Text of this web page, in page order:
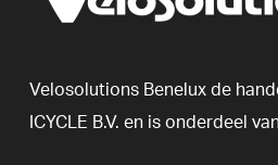
Velosolutions Benelux de
ICYCLE B.V. en is onderdeel